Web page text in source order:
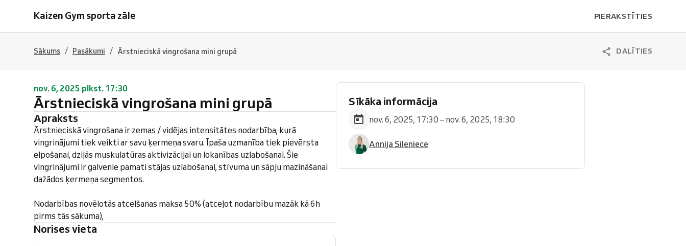
Kaizen Gym sporta zāle PIERAKSTĪTIES
Sākums / Pasākumi / Ārstnieciskā vingrošana mini grupā DALĪTIES
nov. 6, 2025 plkst. 17:30
Ārstnieciskā vingrošana mini grupā
Apraksts
Ārstnieciskā vingrošana ir zemas / vidējas intensitātes nodarbība, kurā
vingrinājumi tiek veikti ar savu ķermeņa svaru. Īpaša uzmanība tiek pievērsta
elpošanai, dziļās muskulatūras aktivizācijai un lokanības uzlabošanai. Šie
vingrinājumi ir galvenie pamati stājas uzlabošanai, stīvuma un sāpju mazināšanai
dažādos ķermeņa segmentos.
Nodarbības novēlotās atcelšanas maksa 50% (atceļot nodarbību mazāk kā 6h
pirms tās sākuma),
Norises vieta
Sīkāka informācija
nov. 6, 2025, 17:30 – nov. 6, 2025, 18:30
Annija Sileniece